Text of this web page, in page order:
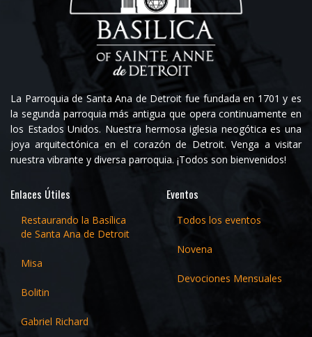
La Parroquia de Santa Ana de Detroit fue fundada en 1701 y es
la segunda parroquia más antigua que opera continuamente en
los Estados Unidos. Nuestra hermosa iglesia neogótica es una
joya arquitectónica en el corazón de Detroit. Venga a visitar
nuestra vibrante y diversa parroquia. ¡Todos son bienvenidos!
Enlaces Útiles
Restaurando la Basílica
de Santa Ana de Detroit
Misa
Bolitin
Gabriel Richard
Eventos
Todos los eventos
Novena
Devociones Mensuales